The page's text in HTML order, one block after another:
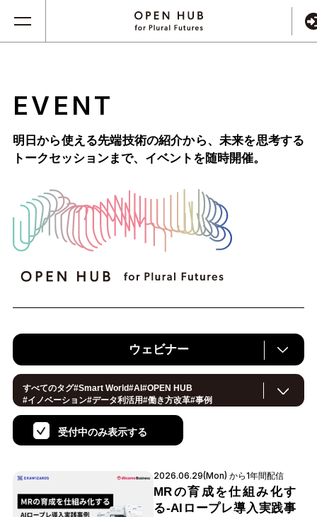
EVENT
明日から使える先端技術の紹介から、未来を思考する
トークセッションまで、 イベントを随時開催。
ウェビナー
すべてのタグ#Smart World#AI#OPEN HUB
#イノベーション#データ利活用#働き方改革#事例
環境・エネルギー IoT#
スマートシティ
地方創生#製造#小売・流通# ロボティクス
#モビリティ スマートインダストリー#音声#教育
宇宙
受付中のみ表示する
2026.06.29(Mon) から1年間配信
MRの育成を仕組み化す
る‐AIロープレ導入実践事